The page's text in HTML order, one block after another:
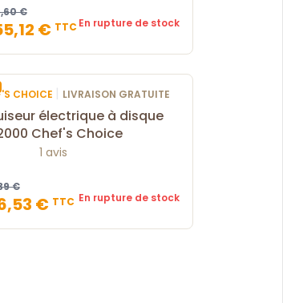
€
€ TTC En rupture de stock
CHOICE | LIVRAISON GRATUITE
électrique à disque
Chef's Choice
1 avis
€
€ TTC En rupture de stock